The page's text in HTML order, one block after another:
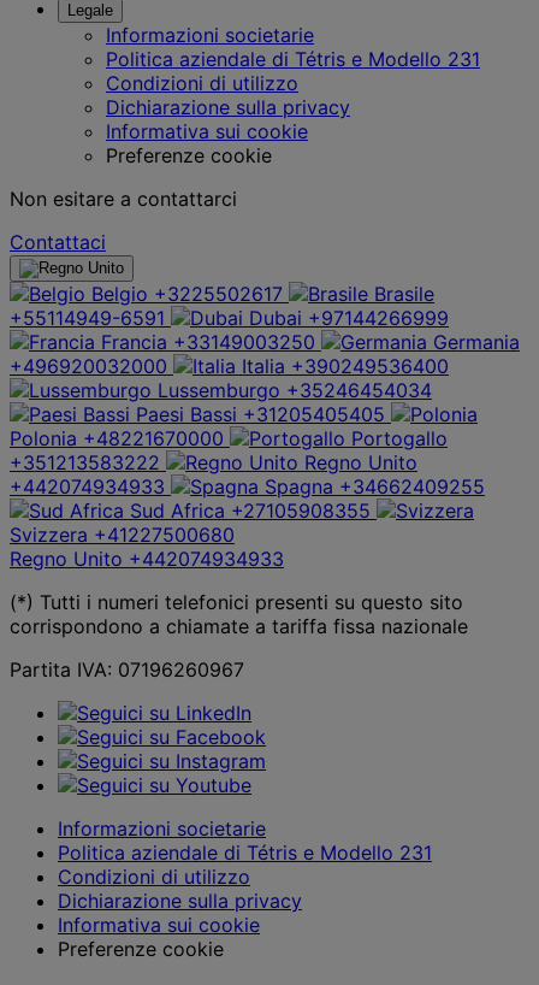
Legale
Informazioni societarie
Politica aziendale di Tétris e Modello 231
Condizioni di utilizzo
Dichiarazione sulla privacy
Informativa sui cookie
Preferenze cookie
Non esitare a contattarci
Contattaci
Belgio +3225502617
Brasile
+55114949-6591
Dubai +97144266999
Francia +33149003250
Germania
+496920032000
Italia +390249536400
Lussemburgo +35246454034
Paesi Bassi +31205405405
Polonia +48221670000
Portogallo
+351213583222
Regno Unito
+442074934933
Spagna +34662409255
Sud Africa +27105908355
Svizzera +41227500680
Regno Unito +442074934933
(*) Tutti i numeri telefonici presenti su questo sito
corrispondono a chiamate a tariffa fissa nazionale
Partita IVA: 07196260967
Informazioni societarie
Politica aziendale di Tétris e Modello 231
Condizioni di utilizzo
Dichiarazione sulla privacy
Informativa sui cookie
Preferenze cookie